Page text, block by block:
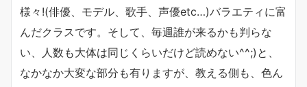
様々!(俳優、モデル、歌手、声優etc…)バラエティに富
んだクラスです。そして、毎週誰が来るかも判らな
い、人数も大体は同じくらいだけど読めない^^;)と、
なかなか大変な部分も有りますが、教える側も、色ん